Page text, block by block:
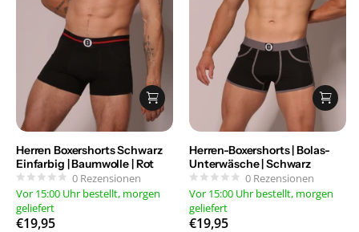
Herren Boxershorts Schwarz
Einfarbig | Baumwolle | Rot
0 Rezensionen
Vor 15:00 Uhr bestellt, morgen
geliefert
€19,95
Herren-Boxershorts | Bolas-
Unterwäsche | Schwarz
0 Rezensionen
Vor 15:00 Uhr bestellt, morgen
geliefert
€19,95